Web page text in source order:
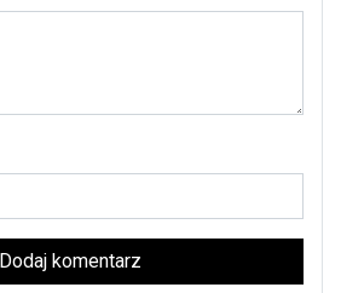
Dodaj komentarz